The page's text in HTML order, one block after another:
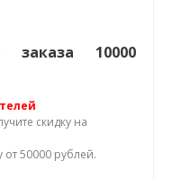
заказа 10000
скидку на
50000 рублей.